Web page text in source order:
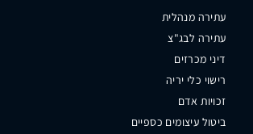
עתירה מנהלית
עתירה לבג"צ
דיני מכרזים
רישוי כלי יריה
זכויות אדם
ביטול עיצומים כספיים